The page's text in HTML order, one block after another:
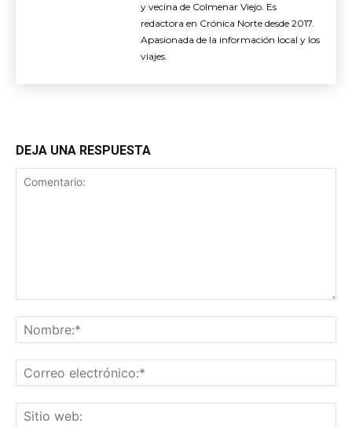
y vecina de Colmenar Viejo. Es
redactora en Crónica Norte desde 2017.
Apasionada de la información local y los
viajes.
DEJA UNA RESPUESTA